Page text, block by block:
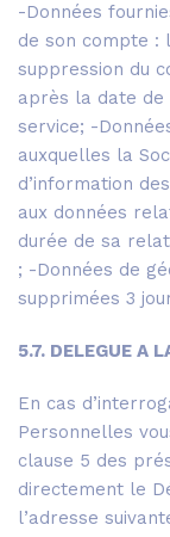
-Données
de son compte :
suppression du
après la date de
service; -
auxquelles la
d’information
aux données
durée de sa
; -Données de
supprimées 3
5.7. DELEGUE A
En cas
Personnelles
clause 5 des
directement le
l’adresse